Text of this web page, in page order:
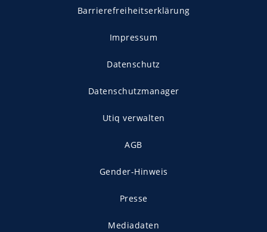
Barrierefreiheitserklärung
Impressum
Datenschutz
Datenschutzmanager
Utiq verwalten
AGB
Gender-Hinweis
Presse
Mediadaten